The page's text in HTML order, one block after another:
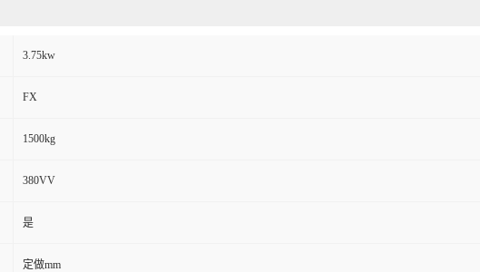
3.75kw
FX
1500kg
380VV
是
定做mm